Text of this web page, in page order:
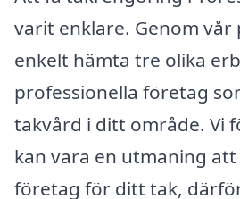
varit enklare. Genom
enkelt hämta tre olika
professionella företag
takvård i ditt område. Vi
kan vara en utmaning
företag för ditt tak,